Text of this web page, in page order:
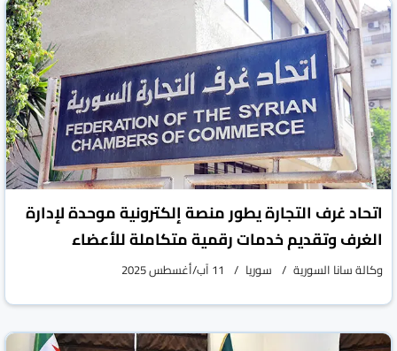
اتحاد غرف التجارة يطور منصة إلكترونية موحدة لإدارة
الغرف وتقديم خدمات رقمية متكاملة للأعضاء
وكالة سانا السورية سوريا 11 آب/أغسطس 2025